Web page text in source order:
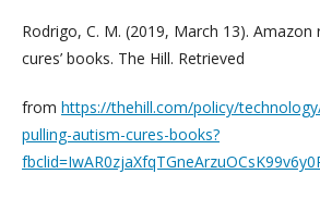
Rodrigo, C. M. (2019, March 13). Amazon
cures’ books. The Hill. Retrieved
from https://thehill.com/policy/
pulling-autism-cures-books?